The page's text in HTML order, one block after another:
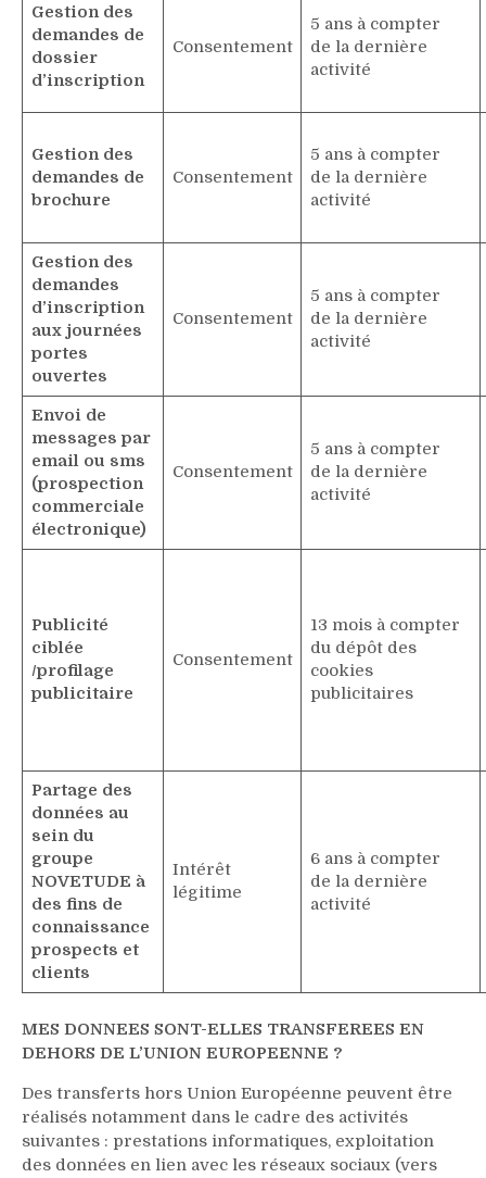
Gestion des
demandes de
dossier
d’inscription
Consentement
5 ans à compter
de la dernière
activité
Gestion des
demandes de
brochure
Consentement
5 ans à compter
de la dernière
activité
Gestion des
demandes
d’inscription
aux journées
portes
ouvertes
Consentement
5 ans à compter
de la dernière
activité
Envoi de
messages par
email ou sms
(prospection
commerciale
électronique)
Consentement
5 ans à compter
de la dernière
activité
Publicité
ciblée
/profilage
publicitaire
Consentement
13 mois à compter
du dépôt des
cookies
publicitaires
Partage des
données au
sein du
groupe
NOVETUDE à
des fins de
connaissance
prospects et
clients
Intérêt
légitime
6 ans à compter
de la dernière
activité
MES DONNEES SONT-ELLES TRANSFEREES EN
DEHORS DE L’UNION EUROPEENNE ?
Des transferts hors Union Européenne peuvent être
réalisés notamment dans le cadre des activités
suivantes : prestations informatiques, exploitation
des données en lien avec les réseaux sociaux (vers